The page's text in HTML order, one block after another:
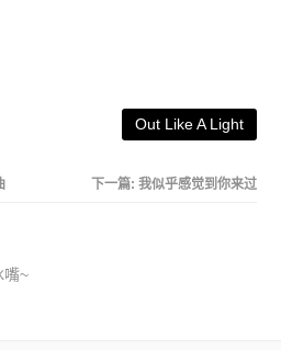
Out Like A Light
下一篇: 我似乎感觉到你来过
嘴~